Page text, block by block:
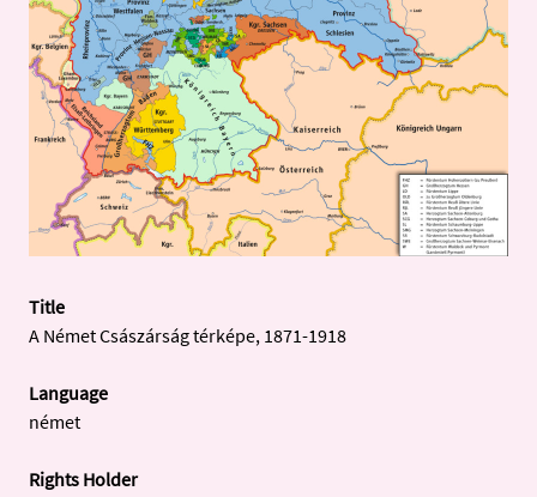
Title
A Német Császárság térképe, 1871-1918
Language
német
Rights Holder